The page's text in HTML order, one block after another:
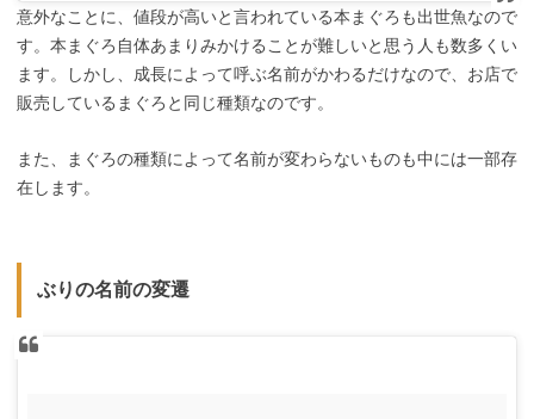
意外なことに、値段が高いと言われている本まぐろも出世魚なので
す。本まぐろ自体あまりみかけることが難しいと思う人も数多くい
ます。しかし、成長によって呼ぶ名前がかわるだけなので、お店で
販売しているまぐろと同じ種類なのです。
また、まぐろの種類によって名前が変わらないものも中には一部存
在します。
ぶりの名前の変遷